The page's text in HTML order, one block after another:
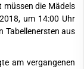
müssen die Mädels
um 14:00 Uhr
Tabellenersten aus
am vergangenen